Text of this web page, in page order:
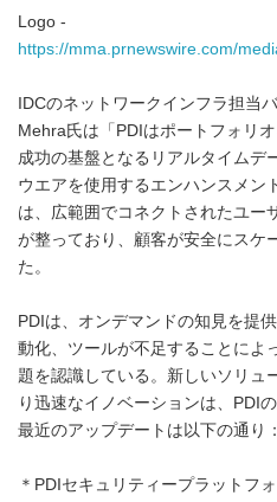
Logo -
https://mma.prnewswire.com/
IDCのネットワークインフラ担当
Mehra氏は「PDIはポートフォリ
成功の基盤となるリアルタイムデ
ウエアを使用するエンハンスメン
は、広範囲でコネクトされたユー
が整っており、顧客が安全にスケ
た。
PDIは、オンデマンドの知見を提
動化、ツールが不足することによ
題を認識している。新しいソリュ
り迅速なイノベーションは、PDI
最近のアップデートは以下の通り：
＊PDIセキュリティープラットフ